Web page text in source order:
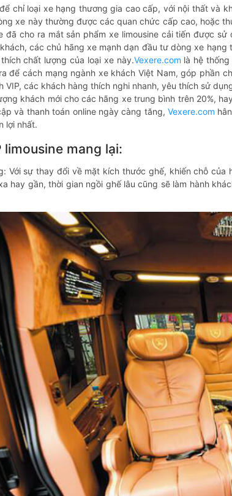
chỉ loại xe hạng thương gia cao cấp, với nội thất và
xe này thường được các quan chức cấp cao, hoặc
đã cho ra mắt sản phẩm xe limousine cải tiến được
các chủ hãng xe mạnh dạn đầu tư dòng xe
chất lượng của loại xe này.Vexere.com là hệ
để cách mạng ngành xe khách Việt Nam, góp phần
VIP, các khách hàng thích nghi nhanh, yêu thích sử
khách mới cho các hãng xe trung bình trên 20%,
và thanh toán online ngày càng tăng, Vexere.com
lợi nhất.
limousine mang lại:
Với sự thay đổi về mặt kích thước ghế, khiến chỗ
hay gần, thời gian ngồi ghế lâu cũng sẽ làm hành